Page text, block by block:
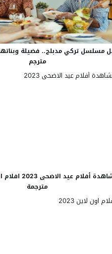
مسلسل تركي مدبلج.. فضيلة
مترجم
مشاهدة أفلام
مترجمة